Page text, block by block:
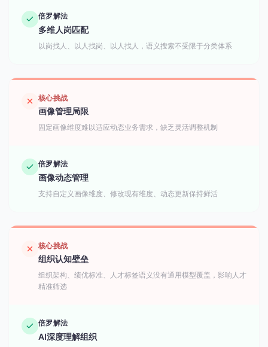
倍罗解法
多维人岗匹配
以岗找人、以人找岗、以人找人，语义搜索不受限于分类体系
核心挑战
画像管理局限
固定画像维度难以适应动态业务需求，缺乏灵活调整机制
倍罗解法
画像动态管理
支持自定义画像维度、修改现有维度、动态更新保持鲜活
核心挑战
组织认知壁垒
组织架构、绩优标准、人才标签语义没有通用模型覆盖，影响人才
精准筛选
倍罗解法
AI深度理解组织